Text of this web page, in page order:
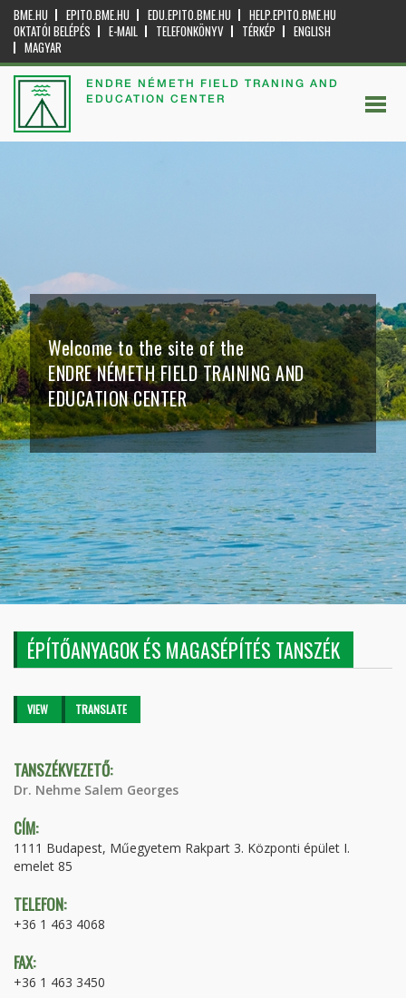
BME.HU EPITO.BME.HU EDU.EPITO.BME.HU
HELP.EPITO.BME.HU
OKTATÓI BELÉPÉS
E-MAIL TELEFONKÖNYV TÉRKÉP
ENGLISH
MAGYAR
ENDRE NÉMETH FIELD TRANING AND
EDUCATION CENTER
Welcome to the site of the
ENDRE NÉMETH FIELD TRAINING AND
EDUCATION CENTER
ÉPÍTŐANYAGOK ÉS MAGASÉPÍTÉS TANSZÉK
Primary tabs
VIEW (ACTIVETRANSLATE
TANSZÉKVEZETŐ:
Dr. Nehme Salem Georges
CÍM:
1111 Budapest, Műegyetem Rakpart 3. Központi épület I.
emelet 85
TELEFON:
+36 1 463 4068
FAX:
+36 1 463 3450